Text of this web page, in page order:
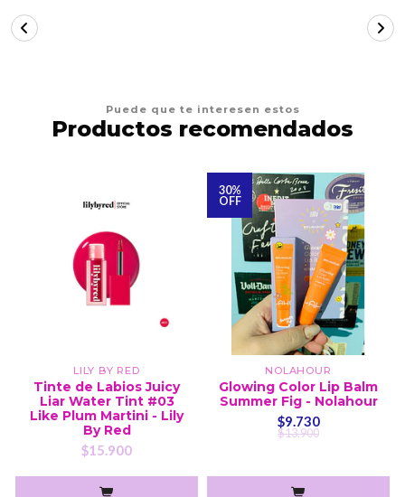
Puede que te interesen estos
Productos recomendados
LILY BY RED
Tinte de Labios Juicy
Liar Water Tint #03
Like Plum Martini - Lily
By Red
$15.900
30%
OFF
NOLAHOUR
Glowing Color Lip Balm
Summer Fig - Nolahour
$9.730
$13.900